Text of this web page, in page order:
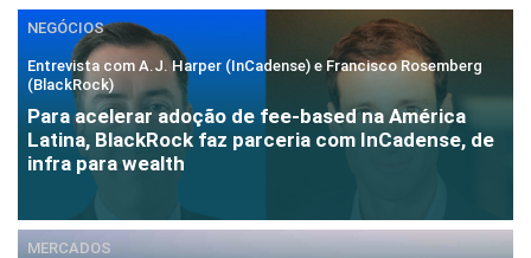
NEGÓCIOS
Entrevista com A.J. Harper (InCadense) e Francisco Rosemberg
(BlackRock)
Para acelerar adoção de fee-based na América
Latina, BlackRock faz parceria com InCadense, de
infra para wealth
MERCADOS